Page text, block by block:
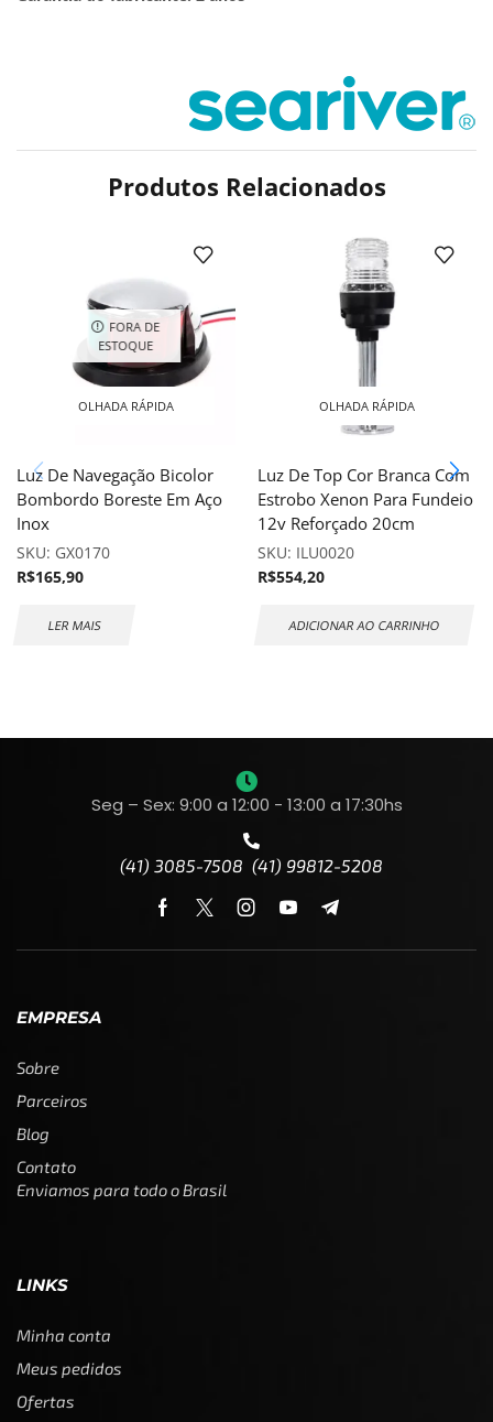
Produtos Relacionados
FORA DE
ESTOQUE
OLHADA RÁPIDA
Luz De Navegação Bicolor
Bombordo Boreste Em Aço
Inox
SKU: GX0170
R$165,90
LER MAIS
OLHADA RÁPIDA
Luz De Top Cor Branca Com
Estrobo Xenon Para Fundeio
12v Reforçado 20cm
SKU: ILU0020
R$554,20
ADICIONAR AO CARRINHO
Seg – Sex: 9:00 a 12:00 - 13:00 a 17:30hs
(41) 3085-7508 (41) 99812-5208
EMPRESA
Sobre
Parceiros
Blog
Contato
Enviamos para todo o Brasil
LINKS
Minha conta
Meus pedidos
Ofertas